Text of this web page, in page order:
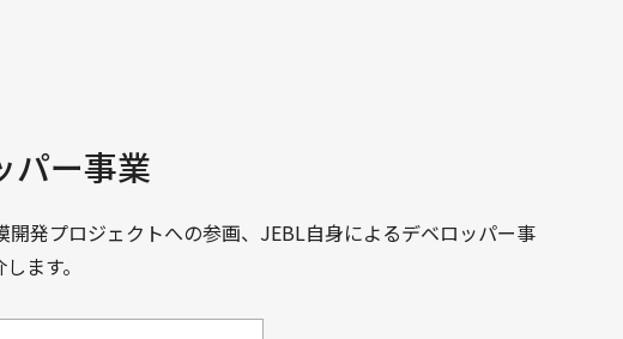
パー事業
開発プロジェクトへの参画、JEBL自身によるデベロッパー事
ます。